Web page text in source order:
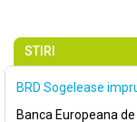
STIRI
BRD Sogelease
Banca Europeana